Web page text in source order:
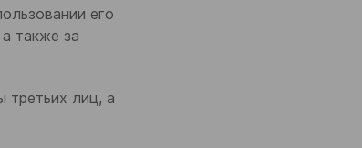
его
также за
третьих лиц, а